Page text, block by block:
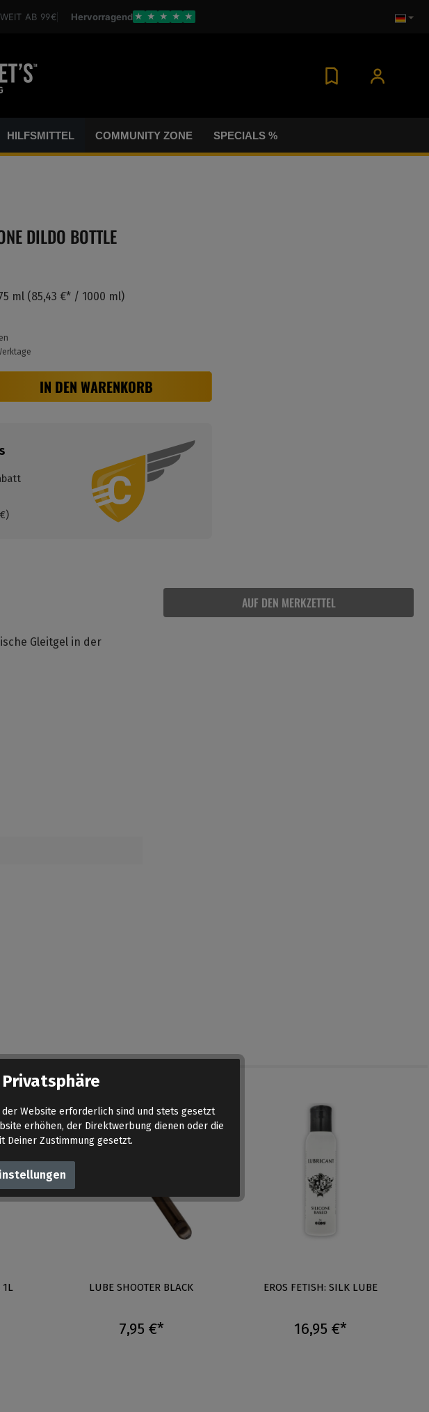
AB 99€ Hervorragend ★ ★ ★ ★ ★
HILFSMITTEL COMMUNITY ZONE SPECIALS %
DILDO BOTTLE
ml (85,43 €* / 1000 ml)
IN DEN WARENKORB
AUF DEN MERKZETTEL
Gleitgel in der
1L
LUBE SHOOTER BLACK
7,95 €*
EROS FETISH: SILK LUBE
16,95 €*
Website erforderlich sind und stets gesetzt
erhöhen, der Direktwerbung dienen oder die
Deiner Zustimmung gesetzt.